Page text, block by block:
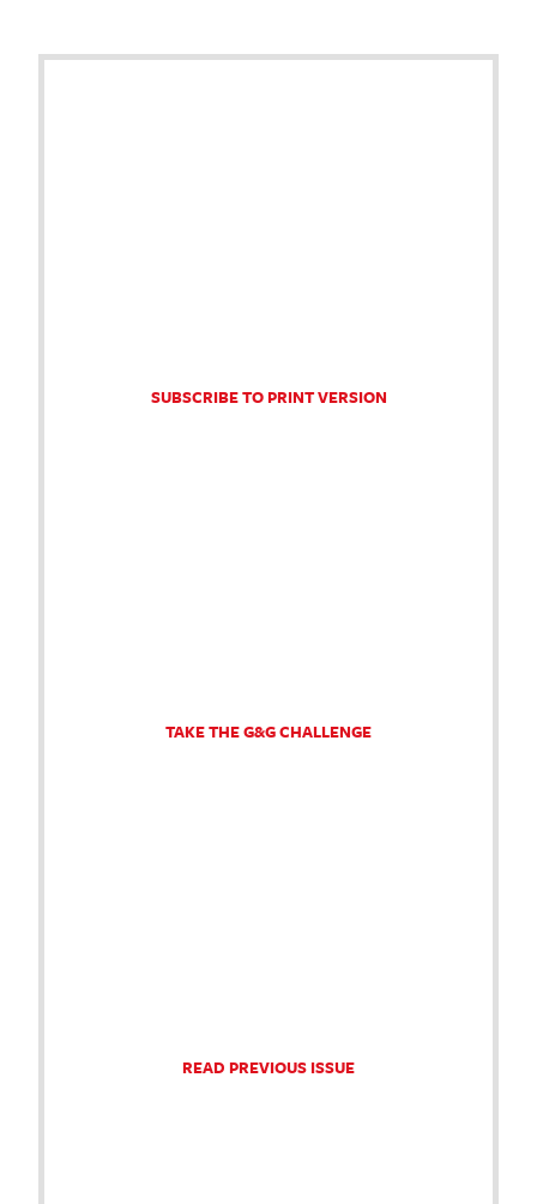
SUBSCRIBE TO PRINT VERSION
TAKE THE G&G CHALLENGE
READ PREVIOUS ISSUE